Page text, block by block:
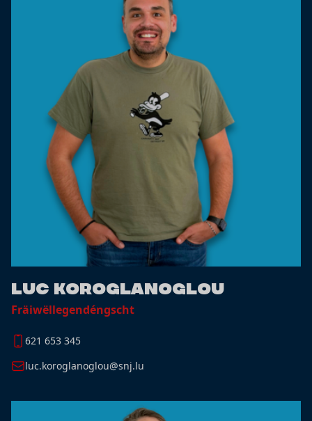
Luc Koroglanoglou
Fräiwëllegendéngscht
621 653 345
luc.koroglanoglou@snj.lu